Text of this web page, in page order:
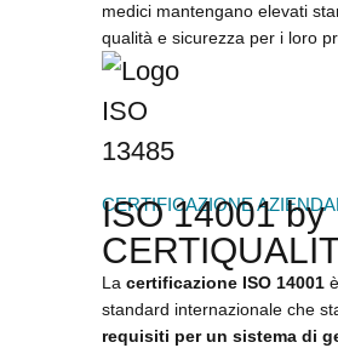
medici mantengano elevati
qualità e sicurezza per i loro
CERTIFICAZIONE
ISO 14001 by
La certificazione ISO 14001
standard internazionale che
requisiti per un sistema di